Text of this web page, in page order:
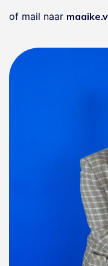
of mail naar